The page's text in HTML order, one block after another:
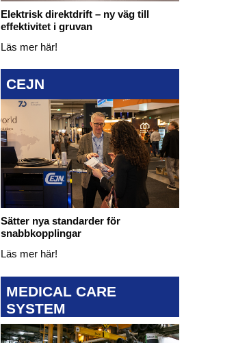
Elektrisk direktdrift – ny väg till
effektivitet i gruvan
Läs mer här!
CEJN
Sätter nya standarder för
snabbkopplingar
Läs mer här!
MEDICAL CARE
SYSTEM